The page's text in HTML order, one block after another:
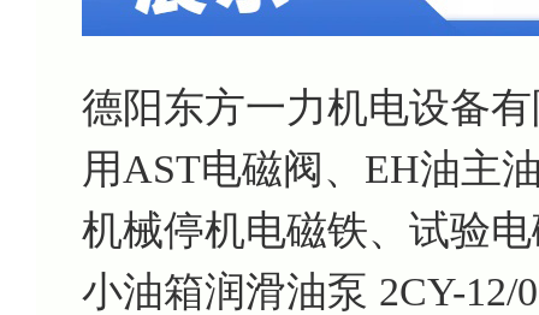
德阳东方一力机电设备
用AST电磁阀、EH油主
机械停机电磁铁、试验
小油箱润滑油泵 2CY-12/